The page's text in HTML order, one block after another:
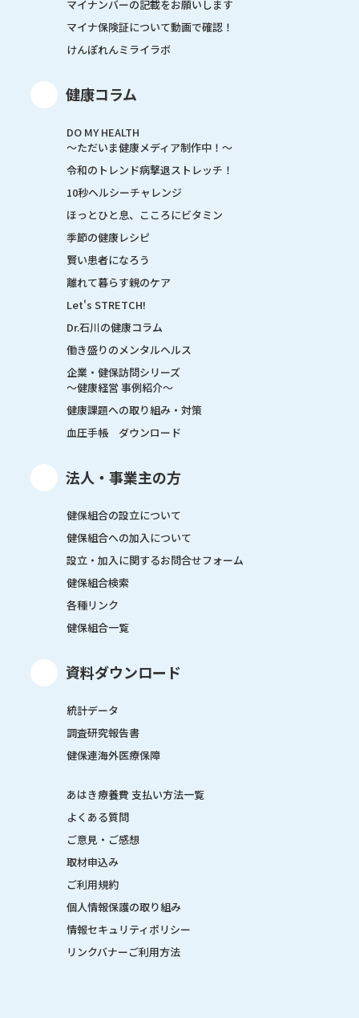
マイナンバーの記載をお願いします
マイナ保険証について動画で確認！
けんぽれんミライラボ
健康コラム
DO MY HEALTH
～ただいま健康メディア制作中！～
令和のトレンド病撃退ストレッチ！
10秒ヘルシーチャレンジ
ほっとひと息、こころにビタミン
季節の健康レシピ
賢い患者になろう
離れて暮らす親のケア
Let's STRETCH!
Dr.石川の健康コラム
働き盛りのメンタルヘルス
企業・健保訪問シリーズ
～健康経営 事例紹介～
健康課題への取り組み・対策
血圧手帳 ダウンロード
法人・事業主の方
健保組合の設立について
健保組合への加入について
設立・加入に関するお問合せフォーム
健保組合検索
各種リンク
健保組合一覧
資料ダウンロード
統計データ
調査研究報告書
健保連海外医療保障
あはき療養費 支払い方法一覧
よくある質問
ご意見・ご感想
取材申込み
ご利用規約
個人情報保護の取り組み
情報セキュリティポリシー
リンクバナーご利用方法